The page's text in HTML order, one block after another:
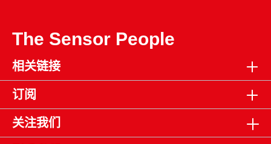
The Sensor People
相关链接
订阅
关注我们